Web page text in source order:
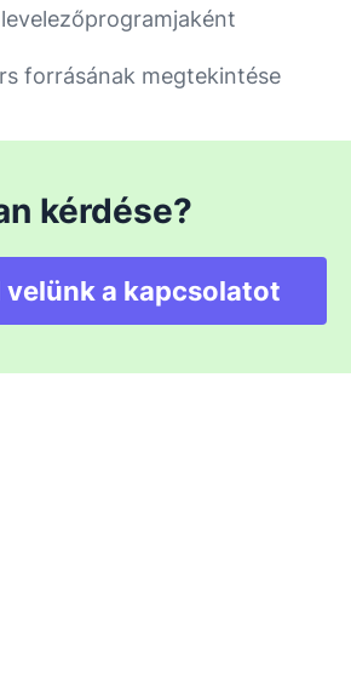
forrásának megtekintése
kérdése?
velünk a kapcsolatot